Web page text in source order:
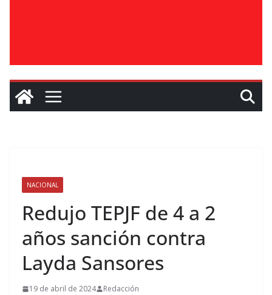
NACIONAL
Redujo TEPJF de 4 a 2
años sanción contra
Layda Sansores
19 de abril de 2024 Redacción